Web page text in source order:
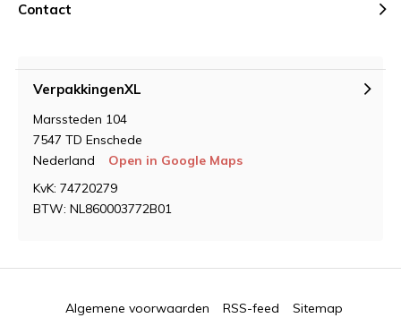
Contact
VerpakkingenXL
Marssteden 104
7547 TD Enschede
Nederland
Open in Google Maps
KvK: 74720279
BTW: NL860003772B01
Algemene voorwaarden RSS-feed Sitemap